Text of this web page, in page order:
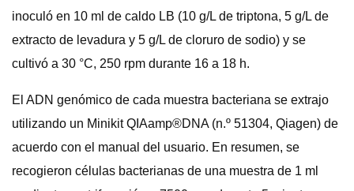
inoculó en 10 ml de caldo LB (10 g/L de triptona, 5 g/L de
extracto de levadura y 5 g/L de cloruro de sodio) y se
cultivó a 30 °C, 250 rpm durante 16 a 18 h.
El ADN genómico de cada muestra bacteriana se extrajo
utilizando un Minikit QIAamp®DNA (n.º 51304, Qiagen) de
acuerdo con el manual del usuario. En resumen, se
recogieron células bacterianas de una muestra de 1 ml